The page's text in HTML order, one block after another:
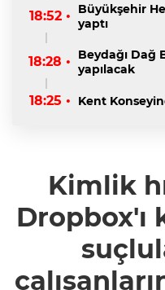
18:52 •
Büyükşehir
yaptı
18:28 •
Beydağı Dağ
yapılacak
18:25 • Kent
Kimlik
Dropbox'ı